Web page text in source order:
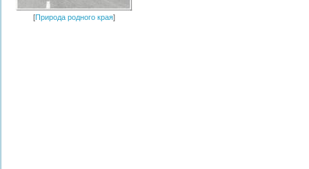
[Природа родного края]